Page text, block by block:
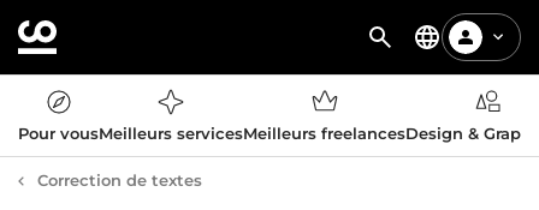
Pour vousMeilleurs servicesMeilleurs freelancesDesign &
Correction de textes